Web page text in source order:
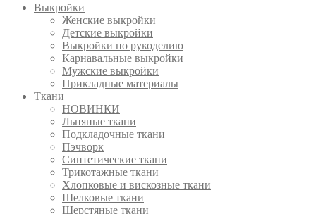
Выкройки
Женские выкройки
Детские выкройки
Выкройки по рукоделию
Карнавальные выкройки
Мужские выкройки
Прикладные материалы
Ткани
НОВИНКИ
Льняные ткани
Подкладочные ткани
Пэчворк
Синтетические ткани
Трикотажные ткани
Хлопковые и вискозные ткани
Шелковые ткани
Шерстяные ткани